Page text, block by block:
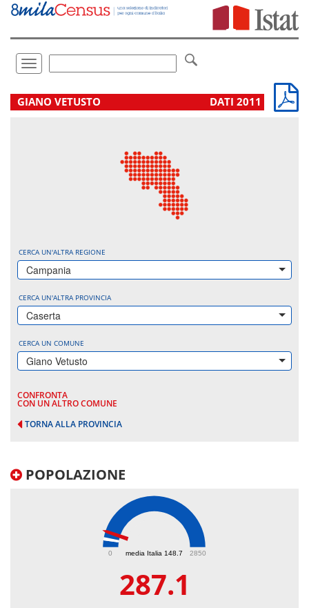
Vai
direttamente
Toggle
navigation
.
GIANO VETUSTO DATI 2011
CERCA UN'ALTRA REGIONE
Campania
CERCA UN'ALTRA PROVINCIA
Caserta
CERCA UN COMUNE
Giano Vetusto
CONFRONTA
CON UN ALTRO COMUNE
TORNA ALLA PROVINCIA
POPOLAZIONE
media Italia 148.7
0 2850
287.1